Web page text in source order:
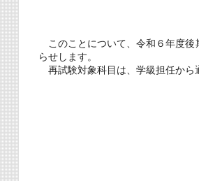
このことについて、令和６年度後
らせします。
再試験対象科目は、学級担任から